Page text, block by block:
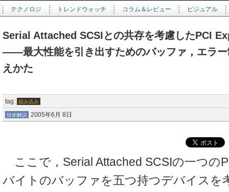
テクノロジ トレンドウォッチ コラム＆レビュー ビジュアル
Serial Attached SCSIとの共存を考慮したPCI
――最大性能を引き出すためのバッファ，エラー
えかた
tag: 組み込み
技術解説 2005年6月 8日
ここで，Serial Attached SCSIの一つの
バイトのバッファを五つ持つデバイスを